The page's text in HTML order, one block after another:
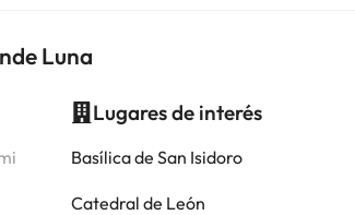
Luna
Lugares de interés
Basílica de San Isidoro
Catedral de León